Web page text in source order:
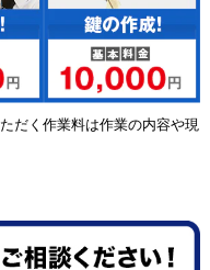
だく作業料は作業の内容や現